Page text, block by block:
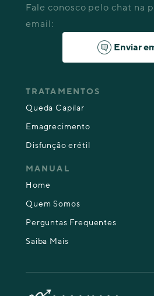
Fale conosco pelo chat na
email:
Enviar
TRATAMENTOS
Queda Capilar
Emagrecimento
Disfunção erétil
MANUAL
Home
Quem Somos
Perguntas Frequentes
Saiba Mais